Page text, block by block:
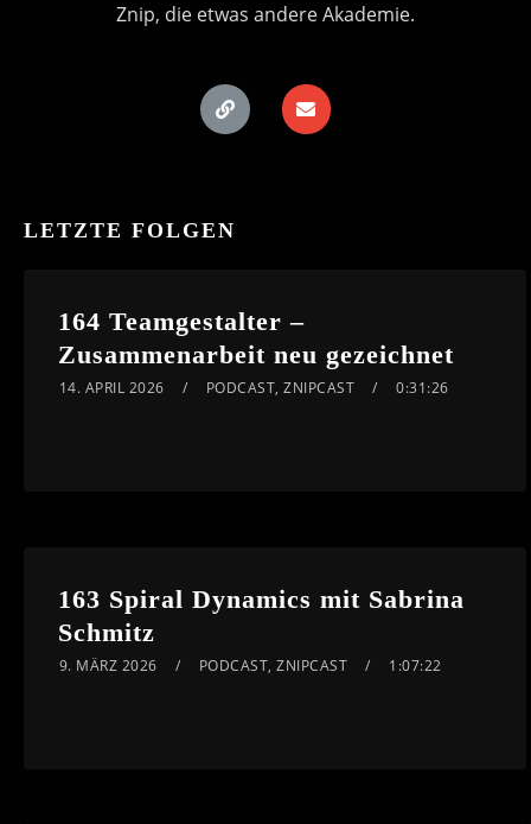
Znip, die etwas andere Akademie.
LETZTE FOLGEN
164 Teamgestalter –
Zusammenarbeit neu gezeichnet
14. APRIL 2026 PODCAST,ZNIPCAST 0:31:26
163 Spiral Dynamics mit Sabrina
Schmitz
9. MÄRZ 2026 PODCAST,ZNIPCAST 1:07:22